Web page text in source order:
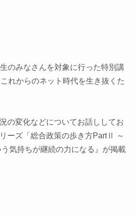
のみなさんを対象に行った特別講
れからのネット時代を生き抜くた
の変化などについてお話ししてお
ーズ「総合政策の歩き方PartⅡ ～
気持ちが継続の力になる』が掲載